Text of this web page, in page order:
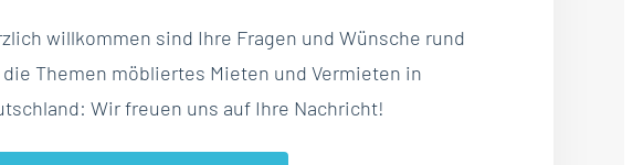
willkommen sind Ihre Fragen und Wünsche rund
die Themen möbliertes Mieten und Vermieten in
Wir freuen uns auf Ihre Nachricht!